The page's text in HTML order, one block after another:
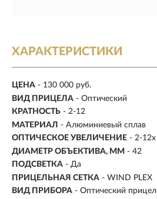
ХАРАКТЕРИСТИКИ
ЦЕНА - 130 000 руб.
ВИД ПРИЦЕЛА - Оптический
КРАТНОСТЬ - 2-12
МАТЕРИАЛ - Алюминиевый сплав
ОПТИЧЕСКОЕ УВЕЛИЧЕНИЕ - 2-12х
ДИАМЕТР ОБЪЕКТИВА, ММ - 42
ПОДСВЕТКА - Да
ПРИЦЕЛЬНАЯ СЕТКА - WIND PLEX
ВИД ПРИБОРА - Оптический прицел